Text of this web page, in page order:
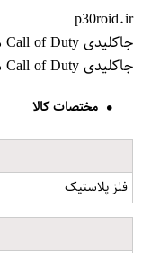
p30roid.ir
جاکلیدی Call of Duty مدل S1723
جاکلیدی Call of Duty مدل S1723
مختصات کالا
فلز پلاستیک